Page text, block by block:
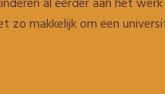
zo makkelijk om een